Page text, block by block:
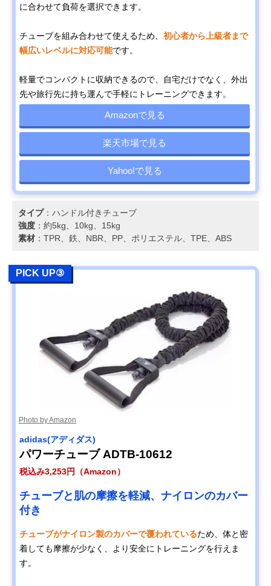
に合わせて負荷を選択できます。
チューブを組み合わせて使えるため、 初心者から上級者まで
幅広いレベルに対応可能です。
軽量でコンパクトに収納できるので、自宅だけでなく、外出
先や旅行先に持ち運んで手軽にトレーニングできます。
Amazonで見る
楽天市場で見る
Yahoo!で見る
タイプ：ハンドル付きチューブ
強度 ：約5kg、10kg、15kg
素材 ：TPR、鉄、NBR、PP、ポリエステル、TPE、ABS
PICK UP③
Photo by Amazon
adidas(アディダス)
パワーチューブ ADTB-10612
税込み3,253円（Amazon）
チューブと肌の摩擦を軽減、ナイロンのカバー
付き
チューブがナイロン製のカバーで覆われているため、体と密
着しても摩擦が少なく、より安全にトレーニングを行えま
す。